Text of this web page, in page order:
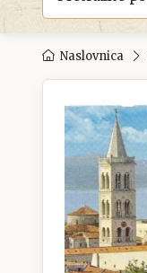
Naslovnica